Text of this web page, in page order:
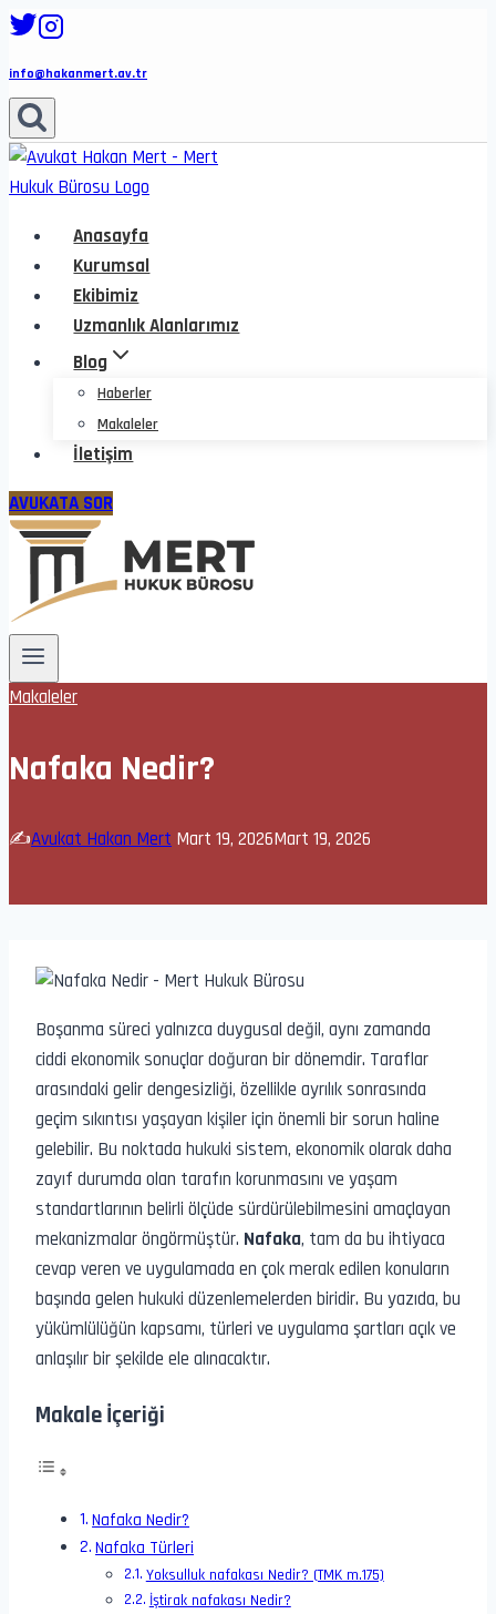
Skip
content
info@hakanmert.av.tr
Anasayfa
Kurumsal
Ekibimiz
Uzmanlık Alanlarımız
Blog
Haberler
Makaleler
İletişim
AVUKATA SOR
Makaleler
Nafaka Nedir?
✍️Avukat Hakan Mert Mart 19, 2026Mart 19, 2026
Boşanma süreci yalnızca duygusal değil, aynı zamanda
ciddi ekonomik sonuçlar doğuran bir dönemdir. Taraflar
arasındaki gelir dengesizliği, özellikle ayrılık sonrasında
geçim sıkıntısı yaşayan kişiler için önemli bir sorun haline
gelebilir. Bu noktada hukuki sistem, ekonomik olarak daha
zayıf durumda olan tarafın korunmasını ve yaşam
standartlarının belirli ölçüde sürdürülebilmesini amaçlayan
mekanizmalar öngörmüştür. Nafaka, tam da bu ihtiyaca
cevap veren ve uygulamada en çok merak edilen konuların
başında gelen hukuki düzenlemelerden biridir. Bu yazıda, bu
yükümlülüğün kapsamı, türleri ve uygulama şartları açık ve
anlaşılır bir şekilde ele alınacaktır.
Makale İçeriği
Nafaka Nedir?
Nafaka Türleri
Yoksulluk nafakası Nedir? (TMK m.175)
İştirak nafakası Nedir?